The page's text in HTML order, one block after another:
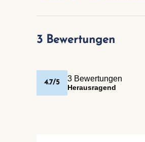
3 Bewertungen
4.7/5 3 Bewertungen
Herausragend